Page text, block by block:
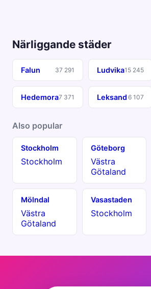
Närliggande städer
Falun 37 291 Ludvika15 245
Hedemora7 371 Leksand 6 107
Also popular
Stockholm
Stockholm
Göteborg
Västra
Götaland
Mölndal
Västra
Götaland
Vasastaden
Stockholm